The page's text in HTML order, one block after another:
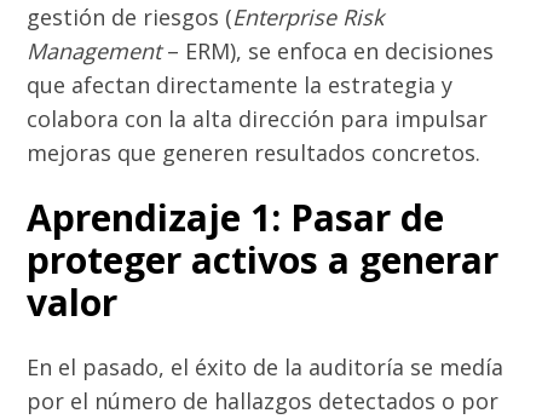
gestión de riesgos (Enterprise Risk
Management– ERM), se enfoca en decisiones
que afectan directamente la estrategia y
colabora con la alta dirección para impulsar
mejoras que generen resultados concretos.
Aprendizaje 1: Pasar de
proteger activos a generar
valor
En el pasado, el éxito de la auditoría se medía
por el número de hallazgos detectados o por